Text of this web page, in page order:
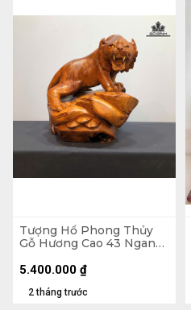
Tượng Hổ Phong Thủy
Gỗ Hương Cao 43 Ngang
2 tháng trước
5.400.000 ₫